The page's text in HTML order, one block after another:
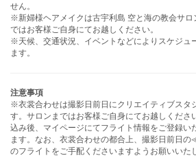
せん。
※新婦様ヘアメイクは古宇利島 空と海の教会サロ
ではお客様ご自身にてお越しください。
※天候、交通状況、イベントなどによりスケジュ
ます。
注意事項
※衣裳合わせは撮影日前日にクリエイティブスタ
す。サロンまではお客様ご自身にてお越しくださ
込み後、マイページにてフライト情報をご登録い
ます。なお、衣裳合わせの都合上、撮影日前日
のフライトをご手配くださいますようお願いいた